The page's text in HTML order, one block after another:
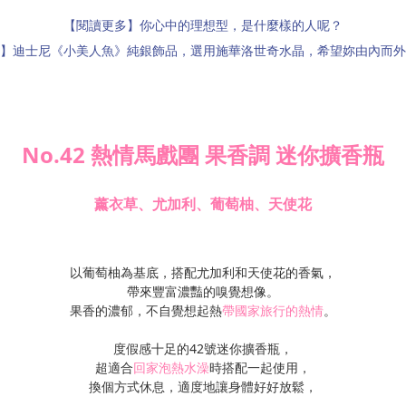
【閱讀更多】你心中的理想型，是什麼樣的人呢？
】迪士尼《小美人魚》純銀飾品，選用施華洛世奇水晶，希望妳由內而
No.42 熱情馬戲團 果香調 迷你擴香瓶
薰衣草、尤加利、葡萄柚、天使花
以葡萄柚為基底，搭配尤加利和天使花的香氣，
帶來豐富濃豔的嗅覺想像。
果香的濃郁，不自覺想起熱帶國家旅行的熱情。
度假感十足的42號迷你擴香瓶，
超適合回家泡熱水澡時搭配一起使用，
換個方式休息，適度地讓身體好好放鬆，